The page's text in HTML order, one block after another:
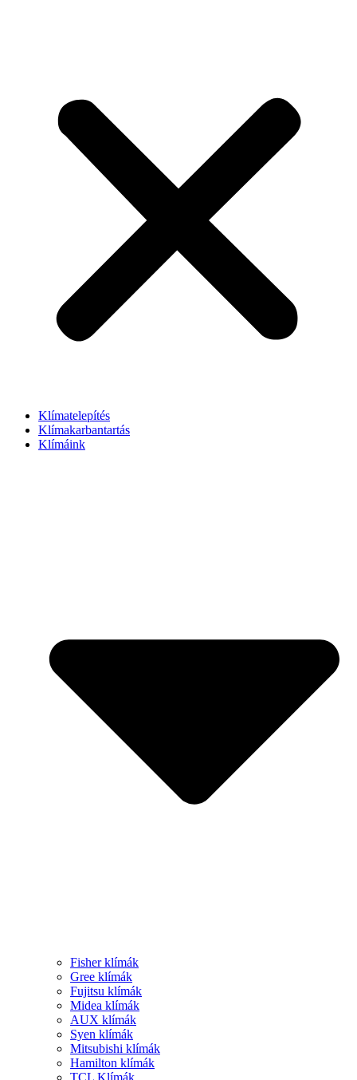
Klímatelepítés
Klímakarbantartás
Klímáink
Fisher klímák
Gree klímák
Fujitsu klímák
Midea klímák
AUX klímák
Syen klímák
Mitsubishi klímák
Hamilton klímák